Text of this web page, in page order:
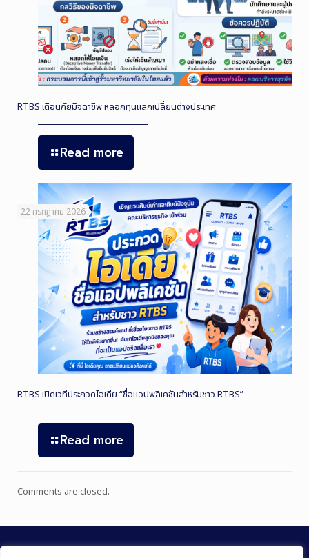
RTBS เตือนภัยมิจฉาชีพ หลอกทุนแลกเปลี่ยนต่างประเทศ
Read more
22 กรกฎาคม 2026
RTBS เปิดเวทีประกวดไอเดีย “ชื่อแอปพลิเคชันสำหรับชาว RTBS”
Read more
Comments are closed.